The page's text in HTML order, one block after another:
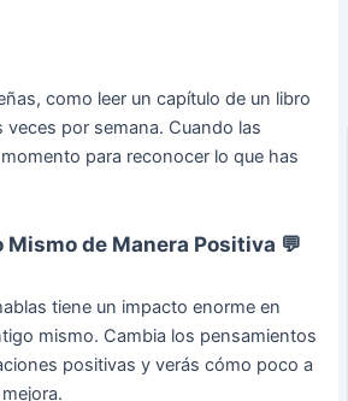
como leer un capítulo de un libro
veces por semana. Cuando las
para reconocer lo que has
de Manera Positiva 💬
tiene un impacto enorme en
mismo. Cambia los pensamientos
positivas y verás cómo poco a